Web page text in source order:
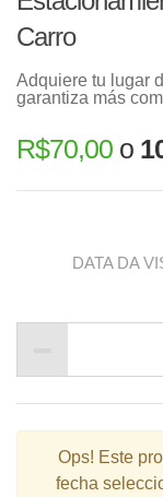
Carro
Adquiere tu lugar
garantiza más
R$70,00 o
DATA DA
Ops! Este
fecha